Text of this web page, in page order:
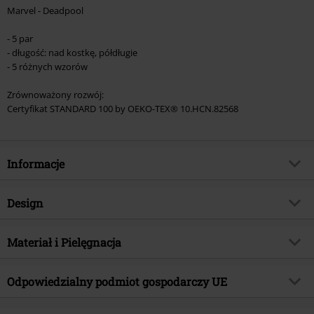
Marvel - Deadpool
- 5 par
- długość: nad kostkę, półdługie
- 5 różnych wzorów
Zrównoważony rozwój:
Certyfikat STANDARD 100 by OEKO-TEX® 10.HCN.82568
Informacje
Numer artykułu
Kategoria produktu
Merch dla Fanów, Marvel, Disney,
Signature Collection
Nie
Design
Rodzaj artykułu
Kolor
wielokolorowy
Materiał i Pielęgnacja
Materiał wierzchni
65% bawełna, 33% poliester, 2%
elastan
Odpowiedzialny podmiot gospodarczy UE